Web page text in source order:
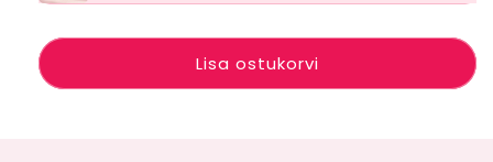
Lisa ostukorvi